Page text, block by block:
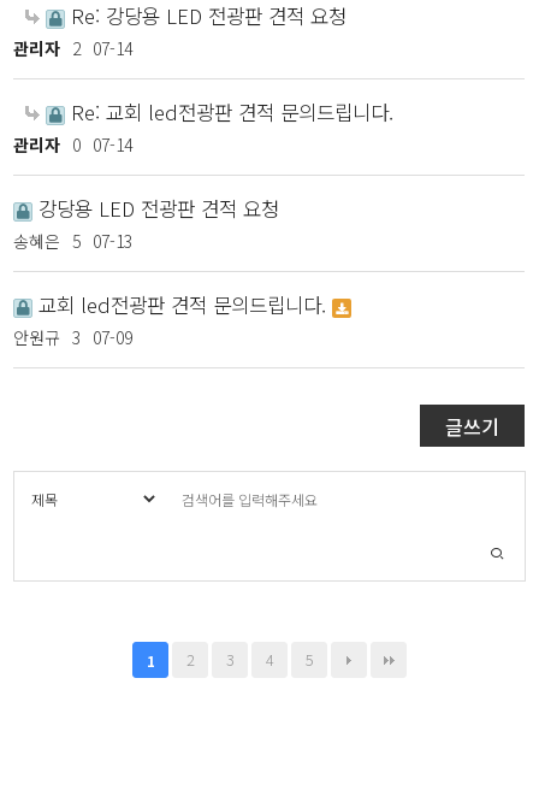
Re: 강당용 LED 전광판 견적 요청
관리자 2 07-14
Re: 교회 led전광판 견적 문의드립니다.
관리자 0 07-14
강당용 LED 전광판 견적 요청
송혜은 5 07-13
교회 led전광판 견적 문의드립니다.
안원규 3 07-09
글쓰기
1 2 3 4 5